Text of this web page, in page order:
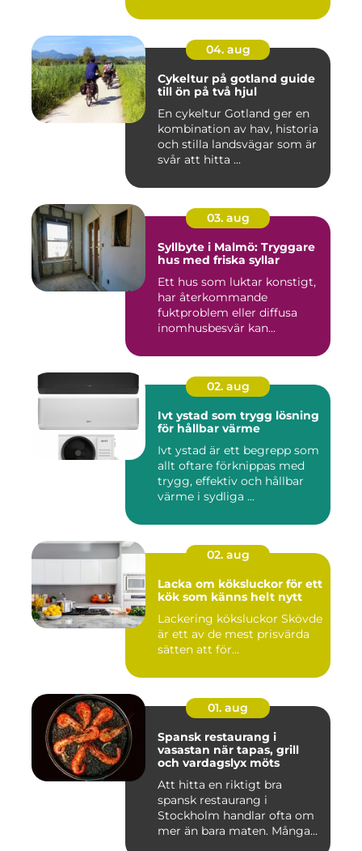
04. aug
Cykeltur på gotland guide
till ön på två hjul
En cykeltur Gotland ger en
kombination av hav, historia
och stilla landsvägar som är
svår att hitta ...
03. aug
Syllbyte i Malmö: Tryggare
hus med friska syllar
Ett hus som luktar konstigt,
har återkommande
fuktproblem eller diffusa
inomhusbesvär kan...
02. aug
Ivt ystad som trygg lösning
för hållbar värme
Ivt ystad är ett begrepp som
allt oftare förknippas med
trygg, effektiv och hållbar
värme i sydliga ...
02. aug
Lacka om köksluckor för ett
kök som känns helt nytt
Lackering köksluckor Skövde
är ett av de mest prisvärda
sätten att för...
01. aug
Spansk restaurang i
vasastan när tapas, grill
och vardagslyx möts
Att hitta en riktigt bra
spansk restaurang i
Stockholm handlar ofta om
mer än bara maten. Många